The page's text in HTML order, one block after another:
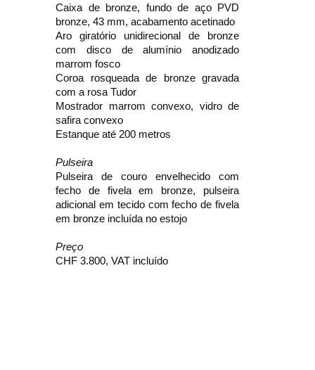
Caixa de bronze, fundo de aço PVD
bronze, 43 mm, acabamento acetinado
Aro giratório unidirecional de bronze
com disco de alumínio anodizado
marrom fosco
Coroa rosqueada de bronze gravada
com a rosa Tudor
Mostrador marrom convexo, vidro de
safira convexo
Estanque até 200 metros
Pulseira
Pulseira de couro envelhecido com
fecho de fivela em bronze, pulseira
adicional em tecido com fecho de fivela
em bronze incluída no estojo
Preço
CHF 3.800, VAT incluído